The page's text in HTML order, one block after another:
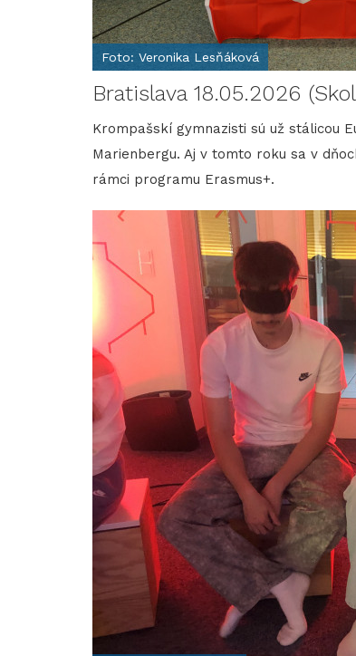
Foto: Veronika Lesňáková
Bratislava 18.05.2026
Krompašskí gymnazisti sú už stálicou
Marienbergu. Aj v tomto roku sa v
rámci programu Erasmus+.